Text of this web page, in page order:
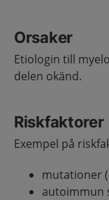
Orsaker
Etiologin till
delen okänd.
Riskfaktorer
Exempel på
mutationer
autoimmun